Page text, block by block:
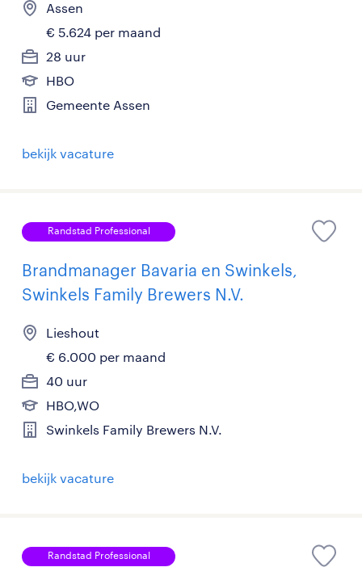
Assen
€ 5.624 per maand
28 uur
HBO
Gemeente Assen
bekijk vacature
Randstad Professional
Brandmanager Bavaria en Swinkels,
Swinkels Family Brewers N.V.
Lieshout
€ 6.000 per maand
40 uur
HBO,WO
Swinkels Family Brewers N.V.
bekijk vacature
Randstad Professional